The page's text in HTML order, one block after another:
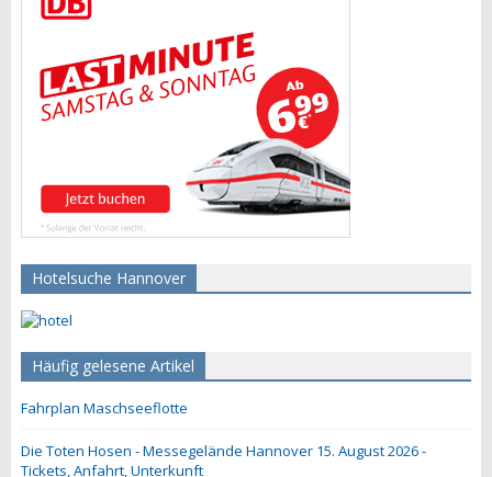
Hotelsuche Hannover
Häufig gelesene Artikel
Fahrplan Maschseeflotte
Die Toten Hosen - Messegelände Hannover 15. August 2026 -
Tickets, Anfahrt, Unterkunft